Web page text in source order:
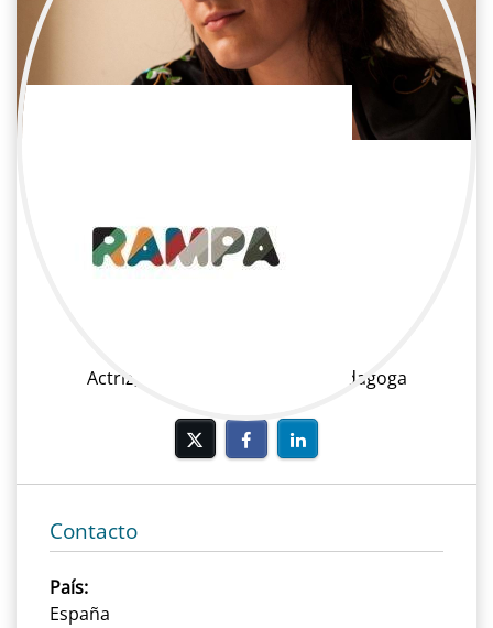
Alba Blanco
Actriz, música, productora y pedagoga
Contacto
País:
España